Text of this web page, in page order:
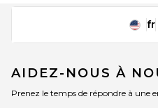
fr
AIDEZ-NOUS À
Prenez le temps de répondre à une